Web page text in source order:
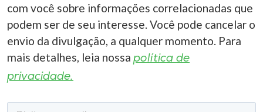
com você sobre informações correlacionadas que
podem ser de seu interesse. Você pode cancelar o
envio da divulgação, a qualquer momento. Para
mais detalhes, leia nossa política de
privacidade.